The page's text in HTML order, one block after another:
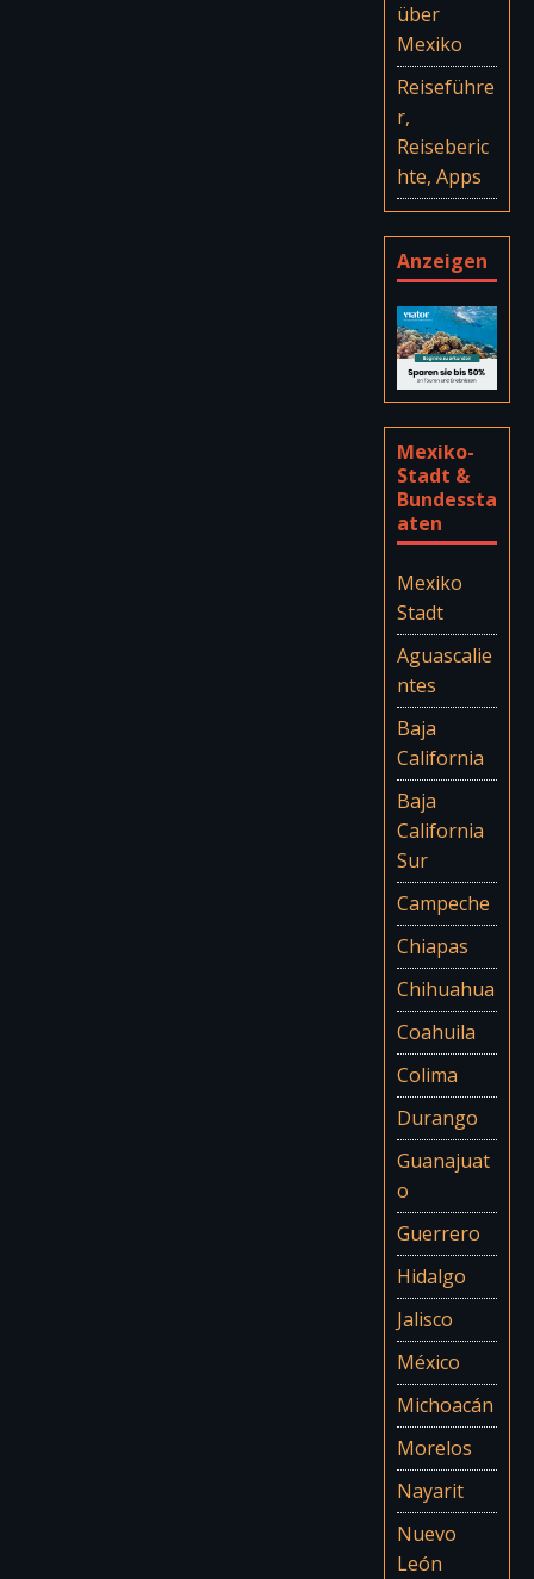
über
Mexiko
Reiseführe
r,
Reiseberic
hte, Apps
Anzeigen
Mexiko-
Stadt &
Bundessta
aten
Mexiko
Stadt
Aguascalie
ntes
Baja
California
Baja
California
Sur
Campeche
Chiapas
Chihuahua
Coahuila
Colima
Durango
Guanajuat
o
Guerrero
Hidalgo
Jalisco
México
Michoacán
Morelos
Nayarit
Nuevo
León